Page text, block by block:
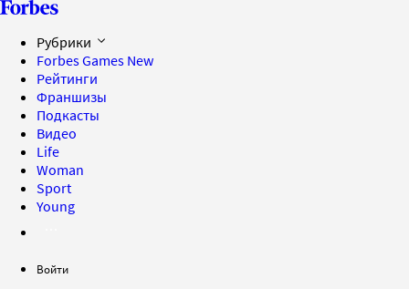
Рубрики
Forbes Games New
Рейтинги
Франшизы
Подкасты
Видео
Life
Woman
Sport
Young
Войти